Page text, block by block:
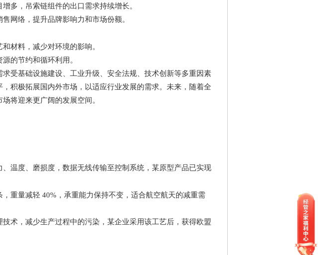
多，吊索链组件的出口需求持续增长。
网络，提升品牌影响力和市场份额。
材料，减少对环境的影响。
的节约和循环利用。
受基础设施建设、工业升级、安全法规、技术创新等多重因素
积极拓展国内外市场，以适应行业发展的需求。未来，随着全
将迎来更广阔的发展空间。
温度、磨损度，数据无线传输至控制系统，某原型产品已实现
，重量减轻 40% ，承重能力保持不变，适合航空航天的减重需
术，减少生产过程中的污染，某企业采用该工艺后，获得欧盟